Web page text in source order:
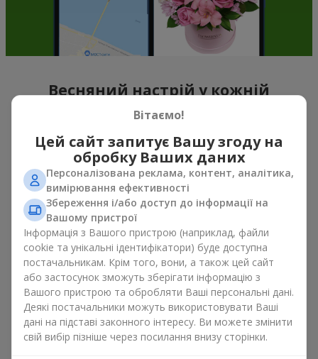
Весняний настрій у кожній
пелюстці
Якщо можна схарактеризувати весну назвою однієї квітки,
то це, беззаперечнобукет тюльпанів . Букет тюльпанів —
саме ті квіти, з яких починається весняний настрій. Ніжні та
тендітні, вони, не перевантажують простір, та можуть бути
подаровані, як до свята, так і просто на знак уваги. А якщо
порахувати скільки коштують тюльпани, то можна сказати,
що їх можна дарувати весною хоч кожного дня. Навіть
тюльпану руках вже створює відчуття тепла, а букет
тюльпанів легко перетворюється на теплі емоції в упаковці.
Саме тому весняні квіти тюльпани так часто обирають для
перших побачень, сімейних свят, знаків уваги без приводу.
Букет тюльпанів — весняна романтика, що асоціюється з
оновленням, щирістю та легкою радістю. У кожній пелюстці
— натуральна краса, у кожному стеблі — символ весни.
Вітаємо!
Цей сайт запитує Вашу згоду на
обробку Ваших даних
Персоналізована реклама, контент, аналітика,
вимірювання ефективності
Збереження і/або доступ до інформації на
Вашому пристрої
Інформація з Вашого пристрою (наприклад, файли
cookie та унікальні ідентифікатори) буде доступна
постачальникам. Крім того, вони, а також цей сайт
або застосунок зможуть зберігати інформацію з
Вашого пристрою та обробляти Ваші персональні дані.
Деякі постачальники можуть використовувати Ваші
дані на підставі законного інтересу. Ви можете змінити
свій вибір пізніше через посилання внизу сторінки.